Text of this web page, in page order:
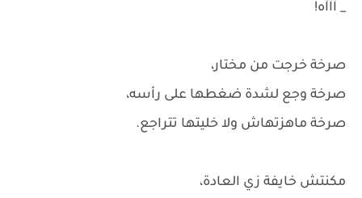
_ آآآه!
صرخة خرجت من مختار،
صرخة وجع لشدة ضغطها على رأسه،
صرخة ماهزتهاش ولا خليتها تتراجع.
مكنتش خايفة زي العادة،